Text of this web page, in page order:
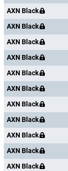
AXN Black
AXN Black
AXN Black
AXN Black
AXN Black
AXN Black
AXN Black
AXN Black
AXN Black
AXN Black
AXN Black